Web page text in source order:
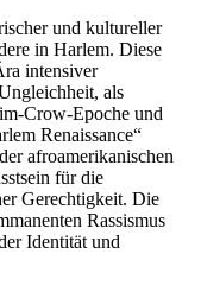
und kultureller
in Harlem. Diese
intensiver
als
Crow-Epoche und
Renaissance“
afroamerikanischen
für die
Gerechtigkeit. Die
Rassismus
Identität und